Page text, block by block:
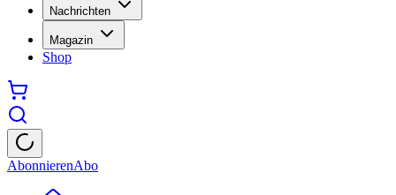
Nachrichten
Magazin
Shop
AbonnierenAbo